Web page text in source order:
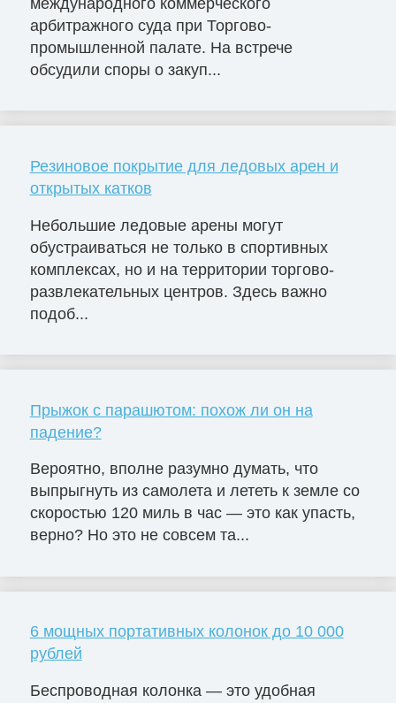
арбитражного суда при Торгово-
промышленной палате. На встрече
обсудили споры о закуп...
Резиновое покрытие для ледовых арен и
открытых катков
Небольшие ледовые арены могут
обустраиваться не только в спортивных
комплексах, но и на территории торгово-
развлекательных центров. Здесь важно
подоб...
Прыжок с парашютом: похож ли он на
падение?
Вероятно, вполне разумно думать, что
выпрыгнуть из самолета и лететь к земле со
скоростью 120 миль в час — это как упасть,
верно? Но это не совсем та...
6 мощных портативных колонок до 10 000
рублей
Беспроводная колонка — это удобная